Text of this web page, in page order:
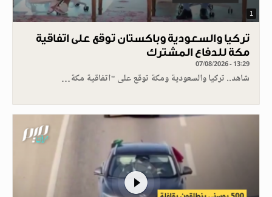
1
تركيا والسعودية وباكستان توقع على اتفاقية
مكة للدفاع المشترك
07/08/2026 - 13:29
شاهد.. تركيا والسعودية ومكة توقع على "اتفاقية مكة…